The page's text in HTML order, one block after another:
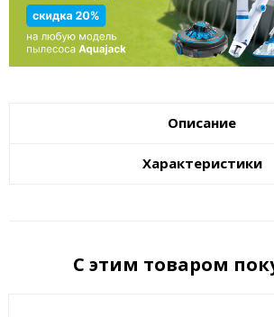
Описание
Характеристики
С этим товаром